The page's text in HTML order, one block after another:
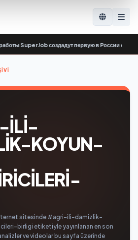
SuperJob создадут первую в России
ILI-
KOYUN-
sitesinde #agri-ili-damizlik-
birligi etiketiyle yayınlanan en son
ve videolar bu sayfa üzerinde